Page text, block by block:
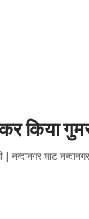
किया
नन्दानगर घाट